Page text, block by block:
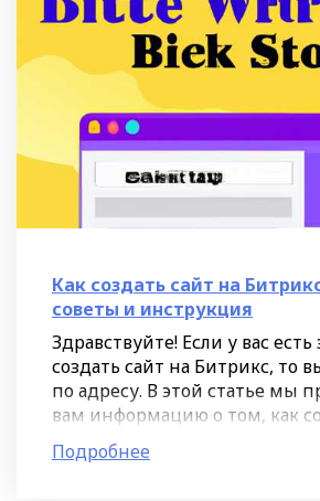
Как создать сайт на
советы и инструкция
Здравствуйте! Если у вас
создать сайт на Битрикс, то
по адресу. В этой статье мы
вам информацию о том, как
Битрикс и поделимся
и инструкцией,
Подробнее